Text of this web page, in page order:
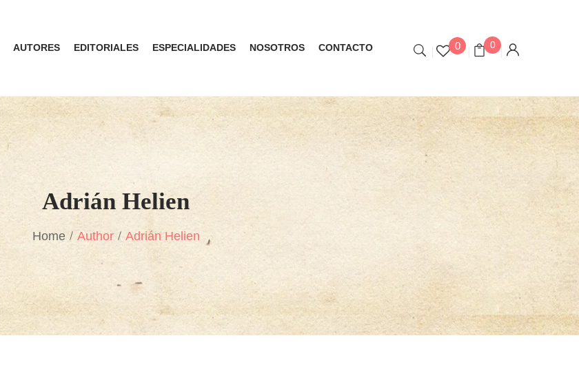
AUTORES EDITORIALES ESPECIALIDADES NOSOTROS CONTACTO 0 0
Adrián Helien
Home Author Adrián Helien